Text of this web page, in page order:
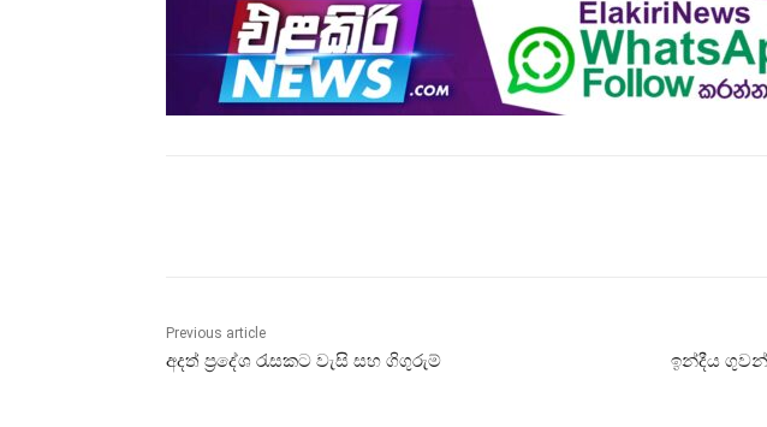
Previous article
අදත් ප්‍රදේශ රැසකට වැසි සහ ගිගුරුම්
ඉන්දීය ගුවන්